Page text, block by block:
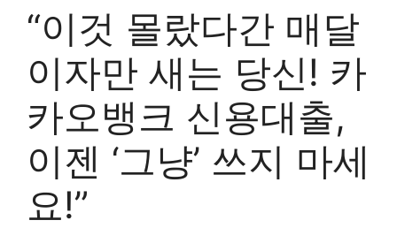
“이것 몰랐다간 매달
이자만 새는 당신! 카
카오뱅크 신용대출,
이젠 ‘그냥’ 쓰지 마세
요!”